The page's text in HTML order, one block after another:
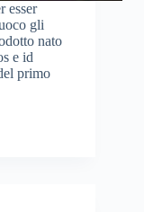
esser
gli
nato
e id
primo